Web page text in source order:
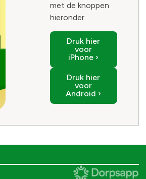
met de knoppen
hieronder.
Druk hier
voor
iPhone ›
Druk hier
voor
Android ›